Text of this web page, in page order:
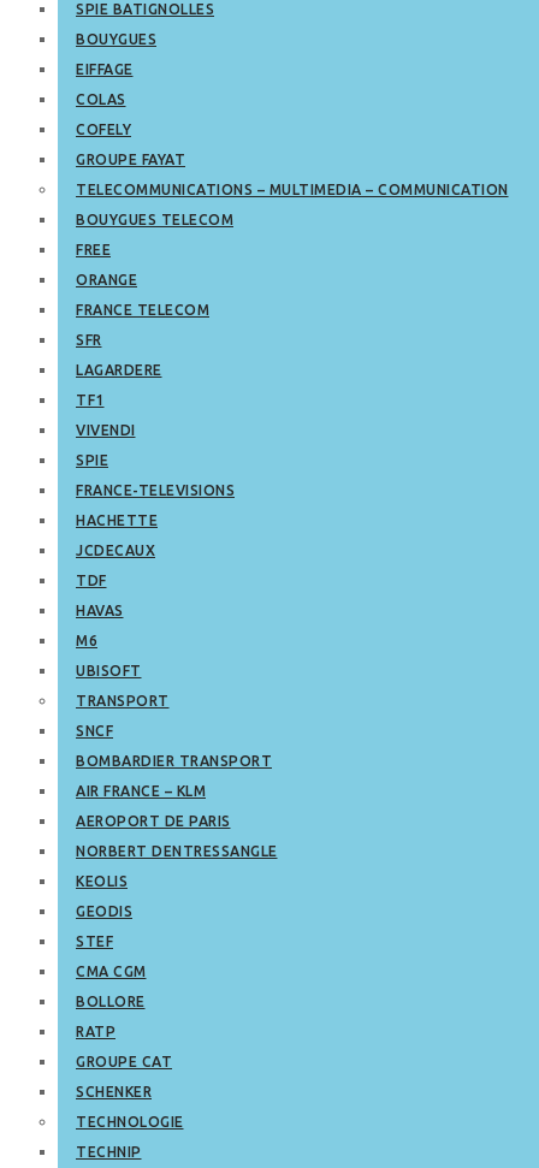
SPIE BATIGNOLLES
BOUYGUES
EIFFAGE
COLAS
COFELY
GROUPE FAYAT
TELECOMMUNICATIONS – MULTIMEDIA – COMMUNICATION
BOUYGUES TELECOM
FREE
ORANGE
FRANCE TELECOM
SFR
LAGARDERE
TF1
VIVENDI
SPIE
FRANCE-TELEVISIONS
HACHETTE
JCDECAUX
TDF
HAVAS
M6
UBISOFT
TRANSPORT
SNCF
BOMBARDIER TRANSPORT
AIR FRANCE – KLM
AEROPORT DE PARIS
NORBERT DENTRESSANGLE
KEOLIS
GEODIS
STEF
CMA CGM
BOLLORE
RATP
GROUPE CAT
SCHENKER
TECHNOLOGIE
TECHNIP